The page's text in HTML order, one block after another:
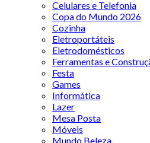
Celulares e Telefonia
Copa do Mundo 2026
Cozinha
Eletroportáteis
Eletrodomésticos
Ferramentas e
Festa
Games
Informática
Lazer
Mesa Posta
Móveis
Mundo Beleza